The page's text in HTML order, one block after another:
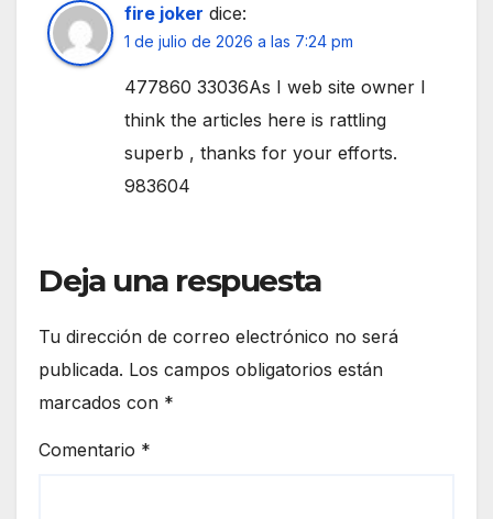
fire joker dice:
1 de julio de 2026 a las 7:24 pm
477860 33036As I web site owner I
think the articles here is rattling
superb , thanks for your efforts.
983604
Deja una respuesta
Tu dirección de correo electrónico no será
publicada. Los campos obligatorios están
marcados con *
Comentario *